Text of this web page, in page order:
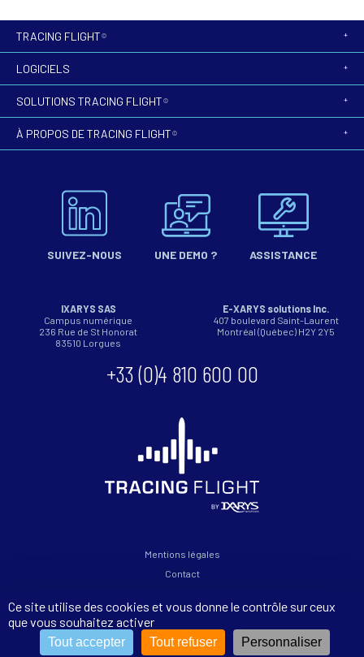
TRACING FLIGHT ©
LOGICIELS
SOLUTIONS TRACING FLIGHT ©
À PROPOS DE TRACING FLIGHT ©
SUIVEZ-NOUS UNE DEMO ? ASSISTANCE
IXARYS SAS
Campus numérique
236 Rue de St Honorat
83510 Lorgues
E-XARYS solutions Inc.
407 boulevard Saint-Laurent
Montréal (Québec) H2Y 2Y5
+33 (0)4 810 600 00
Mentions légales
Contact
Copyright 2026 © - Tracing Flight
Ce site utilise des cookies et vous donne le contrôle sur ceux
que vous souhaitez activer
Tout accepter Tout refuser Personnaliser